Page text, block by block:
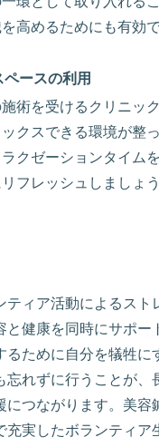
高めるためにも有効で
ペースの利用
術を受けるクリニッ
クスできる環境が整
クゼーションタイム
フレッシュしましょう
ティア活動によるスト
と健康を同時にサポー
るために自分を犠牲に
忘れずに行うことが、
つながります。美容
充実したボランティア